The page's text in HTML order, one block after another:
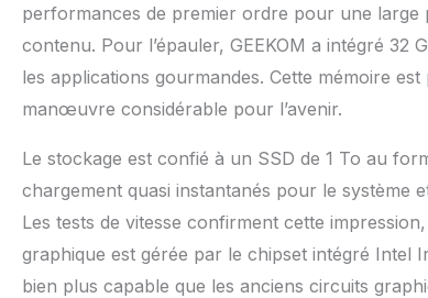
performances de premier ordre pour une large
contenu. Pour l’épauler, GEEKOM a intégré
les applications gourmandes. Cette mémoire
manœuvre considérable pour l’avenir.
Le stockage est confié à un SSD de 1 To au
chargement quasi instantanés pour le système
Les tests de vitesse confirment cette
graphique est gérée par le chipset intégré Intel
bien plus capable que les anciens circuits